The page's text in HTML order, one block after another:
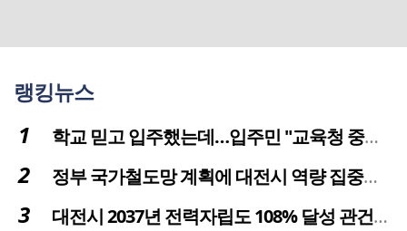
랭킹뉴스
학교 믿고 입주했는데…입주민 "교육청 중재 나서라"
정부 국가철도망 계획에 대전시 역량 집중해야
대전시 2037년 전력자립도 108% 달성 관건은 '주민 수용성'